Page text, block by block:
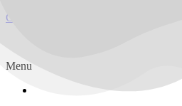
CICERO-løbet
Menu